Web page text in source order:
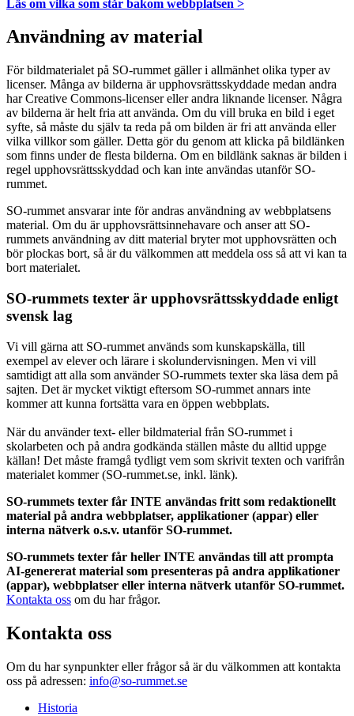
Läs om vilka som står bakom webbplatsen >
Användning av material
För bildmaterialet på SO-rummet gäller i allmänhet olika typer av
licenser. Många av bilderna är upphovsrättsskyddade medan andra
har Creative Commons-licenser eller andra liknande licenser. Några
av bilderna är helt fria att använda. Om du vill bruka en bild i eget
syfte, så måste du själv ta reda på om bilden är fri att använda eller
vilka villkor som gäller. Detta gör du genom att klicka på bildlänken
som finns under de flesta bilderna. Om en bildlänk saknas är bilden i
regel upphovsrättsskyddad och kan inte användas utanför SO-
rummet.
SO-rummet ansvarar inte för andras användning av webbplatsens
material. Om du är upphovsrättsinnehavare och anser att SO-
rummets användning av ditt material bryter mot upphovsrätten och
bör plockas bort, så är du välkommen att meddela oss så att vi kan ta
bort materialet.
SO-rummets texter är upphovsrättsskyddade enligt
svensk lag
Vi vill gärna att SO-rummet används som kunskapskälla, till
exempel av elever och lärare i skolundervisningen. Men vi vill
samtidigt att alla som använder SO-rummets texter ska läsa dem på
sajten. Det är mycket viktigt eftersom SO-rummet annars inte
kommer att kunna fortsätta vara en öppen webbplats.
När du använder text- eller bildmaterial från SO-rummet i
skolarbeten och på andra godkända ställen måste du alltid uppge
källan! Det måste framgå tydligt vem som skrivit texten och varifrån
materialet kommer (SO-rummet.se, inkl. länk).
SO-rummets texter får INTE användas fritt som redaktionellt
material på andra webbplatser, applikationer (appar) eller
interna nätverk o.s.v. utanför SO-rummet.
SO-rummets texter får heller INTE användas till att prompta
AI-genererat material som presenteras på andra applikationer
(appar), webbplatser eller interna nätverk utanför SO-rummet.
Kontakta oss om du har frågor.
Kontakta oss
Om du har synpunkter eller frågor så är du välkommen att kontakta
oss på adressen: info@so-rummet.se
Historia